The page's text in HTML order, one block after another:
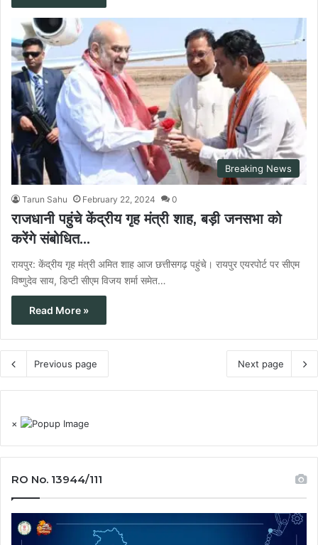
Breaking News
Tarun Sahu February 22, 2024 0
राजधानी पहुंचे केंद्रीय गृह मंत्री शाह, बड़ी जनसभा को
करेंगे संबोधित…
रायपुर: केंद्रीय गृह मंत्री अमित शाह आज छत्तीसगढ़ पहुंचे। रायपुर एयरपोर्ट पर सीएम
विष्णुदेव साय, डिप्टी सीएम विजय शर्मा समेत…
Read More »
Previous page Next page
×
RO No. 13944/111